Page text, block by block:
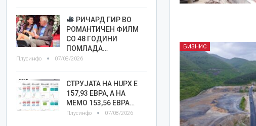
БИЗНИС
РИЧАРД ГИР ВО
РОМАНТИЧЕН ФИЛМ
СО 48 ГОДИНИ
ПОМЛАДА…
Плусинфо 07/08/2026
СТРУЈАТА НА HUPX Е
157,93 ЕВРА, А НА
МЕМО 153,56 ЕВРА…
Плусинфо 07/08/2026